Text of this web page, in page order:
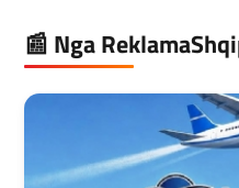
📰 Nga